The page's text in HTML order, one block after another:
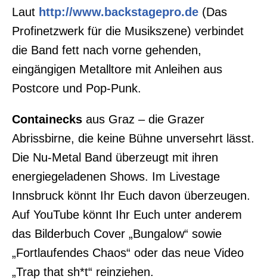
Laut http://www.backstagepro.de (Das
Profinetzwerk für die Musikszene) verbindet
die Band fett nach vorne gehenden,
eingängigen Metalltore mit Anleihen aus
Postcore und Pop-Punk.
Containecks aus Graz – die Grazer
Abrissbirne, die keine Bühne unversehrt lässt.
Die Nu-Metal Band überzeugt mit ihren
energiegeladenen Shows. Im Livestage
Innsbruck könnt Ihr Euch davon überzeugen.
Auf YouTube könnt Ihr Euch unter anderem
das Bilderbuch Cover „Bungalow“ sowie
„Fortlaufendes Chaos“ oder das neue Video
„Trap that sh*t“ reinziehen.